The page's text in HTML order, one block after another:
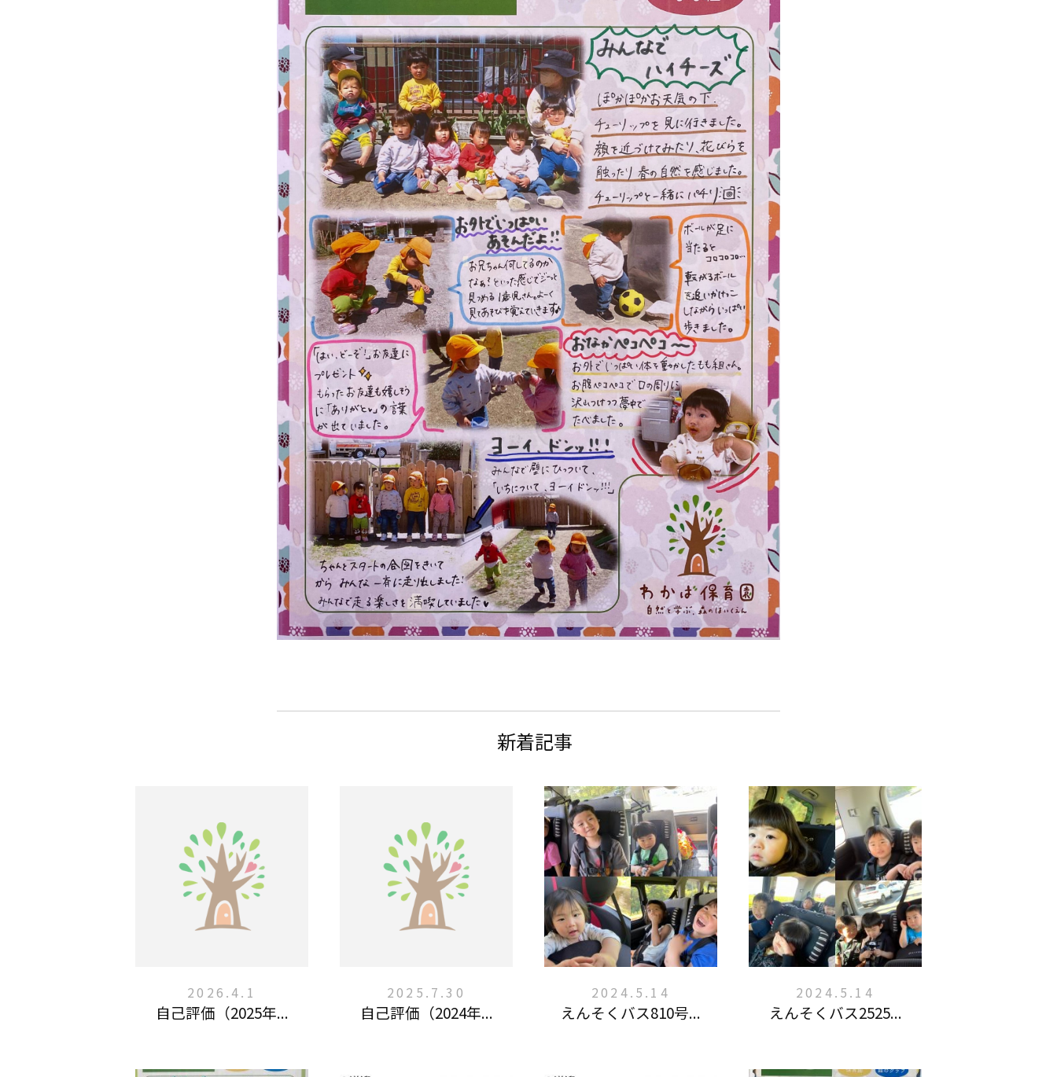
新着記事
2026.4.1
自己評価（2025年...
2025.7.30
自己評価（2024年...
2024.5.14
えんそくバス810号...
2024.5.14
えんそくバス2525...